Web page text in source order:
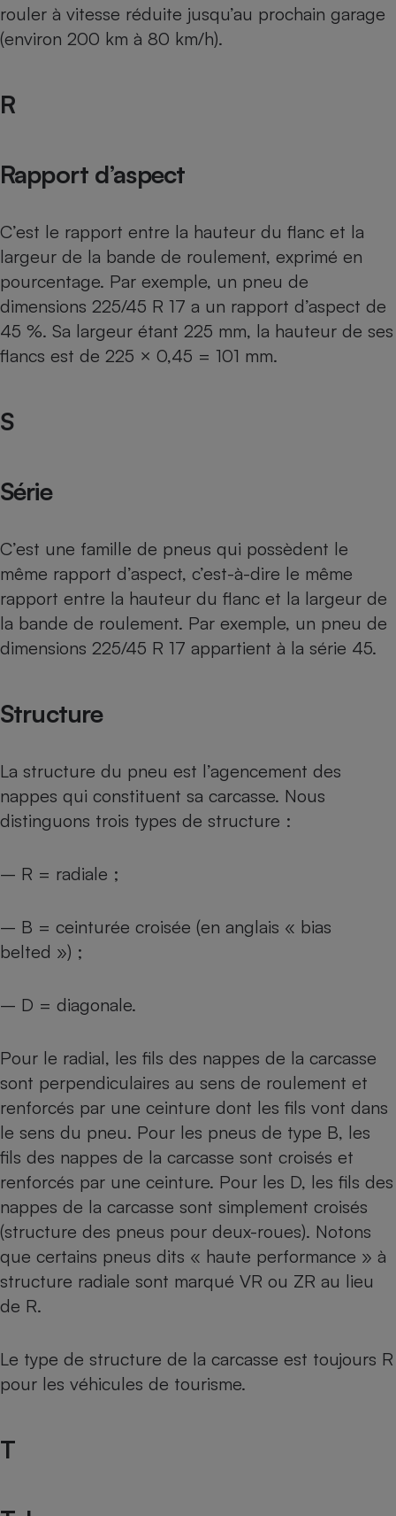
rouler à vitesse réduite jusqu’au prochain garage
(environ 200 km à 80 km/h).
R
Rapport d’aspect
C’est le rapport entre la hauteur du flanc et la
largeur de la bande de roulement, exprimé en
pourcentage. Par exemple, un pneu de
dimensions 225/45 R 17 a un rapport d’aspect de
45 %. Sa largeur étant 225 mm, la hauteur de ses
flancs est de 225 × 0,45 = 101 mm.
S
Série
C’est une famille de pneus qui possèdent le
même rapport d’aspect, c’est-à-dire le même
rapport entre la hauteur du flanc et la largeur de
la bande de roulement. Par exemple, un pneu de
dimensions 225/45 R 17 appartient à la série 45.
Structure
La structure du pneu est l’agencement des
nappes qui constituent sa carcasse. Nous
distinguons trois types de structure :
– R = radiale ;
– B = ceinturée croisée (en anglais « bias
belted ») ;
– D = diagonale.
Pour le radial, les fils des nappes de la carcasse
sont perpendiculaires au sens de roulement et
renforcés par une ceinture dont les fils vont dans
le sens du pneu. Pour les pneus de type B, les
fils des nappes de la carcasse sont croisés et
renforcés par une ceinture. Pour les D, les fils des
nappes de la carcasse sont simplement croisés
(structure des pneus pour deux-roues). Notons
que certains pneus dits « haute performance » à
structure radiale sont marqué VR ou ZR au lieu
de R.
Le type de structure de la carcasse est toujours R
pour les véhicules de tourisme.
T